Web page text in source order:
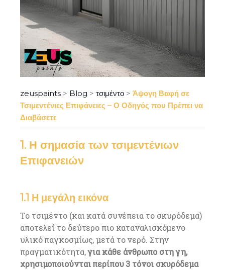
zeuspaints > Blog > τσιμέντο > Άψογη Βαφή σε
Τσιμεντένιες Επιφάνειες – Ο Οδηγός που Πρέπει να
Διαβάσετε
1. Η σημασία των τσιμεντένιων
Επιφανειών
1.1 Η μεγάλη εικόνα
Το τσιμέντο (και κατά συνέπεια το σκυρόδεμα)
αποτελεί το δεύτερο πιο καταναλισκόμενο
υλικό παγκοσμίως, μετά το νερό. Στην
πραγματικότητα,για κάθε άνθρωπο στη γη,
χρησιμοποιούνται περίπου 3 τόνοι σκυρόδεμα